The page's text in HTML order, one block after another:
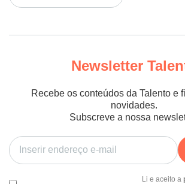
Newsletter
Recebe os conteúdos da Talento e
novidades.
Subscreve a nossa
Li e aceito a